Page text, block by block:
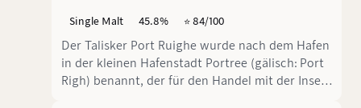
Single Malt 45.8% ⭐️ 84/100
Der Talisker Port Ruighe wurde nach dem Hafen
in der kleinen Hafenstadt Portree (gälisch: Port
Righ) benannt, der für den Handel mit der Insel